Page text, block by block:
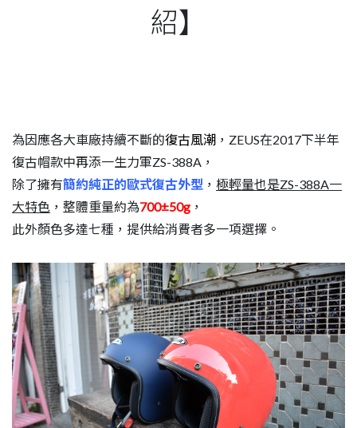
客戶服務
帽款新訊
紹】
為因應各大車廠持續不斷的復古風潮 ，ZEUS在2017下半年
復古帽款中再添一生力軍ZS-388A，
除了擁有簡約純正的歐式復古外型 ， 極輕量也是ZS-388A一
大特色 ，整體重量約為700±50g ，
此外顏色多達七種，提供給消費者多一項選擇。